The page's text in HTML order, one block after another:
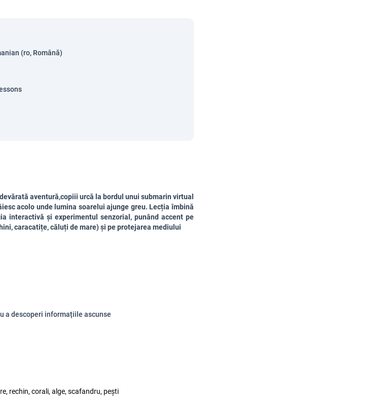
(ro, Română)
aventură,copiii urcă la bordul unui submarin virtual
acolo unde lumina soarelui ajunge greu. Lecția îmbină
interactivă și experimentul senzorial, punând accent pe
caracatițe, căluți de mare) și pe protejarea mediului
a descoperi informațiile ascunse
rechin, corali, alge, scafandru, pești